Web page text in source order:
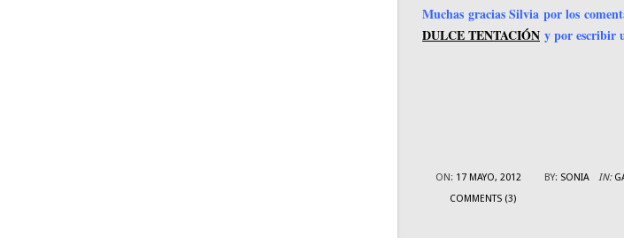
Muchas gracias Silvia por los
DULCE TENTACIÓN y por escribir
ON: 17 MAYO, 2012 BY: SONIA IN:
COMMENTS (3)